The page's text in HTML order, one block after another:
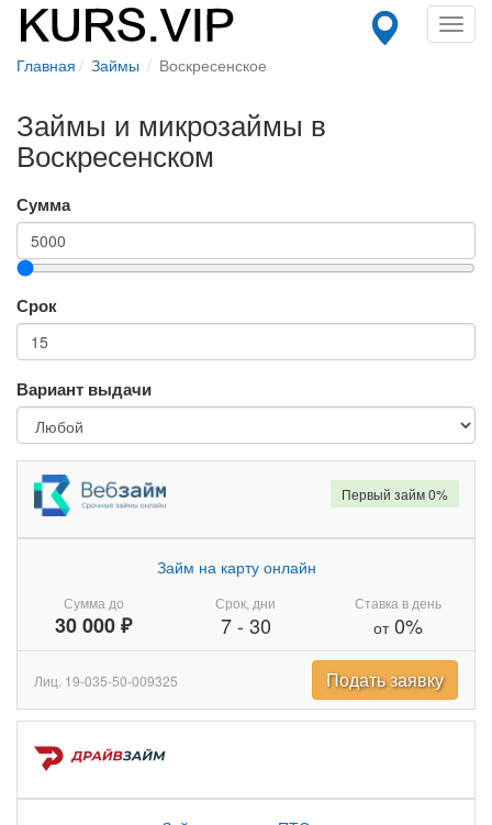
Главная Займы Воскресенское
Займы и микрозаймы в
Воскресенском
Сумма
Срок
Вариант выдачи
Сумма до
30 000 ₽
Займ на карту онлайн
Срок, дни
7- 30
Ставка в день
от0%
Первый займ 0%
Лиц. 19-035-50-009325 Подать заявку